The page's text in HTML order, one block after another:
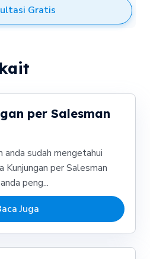
Gratis
per Salesman
anda sudah mengetahui
per Salesman
peng...
Juga